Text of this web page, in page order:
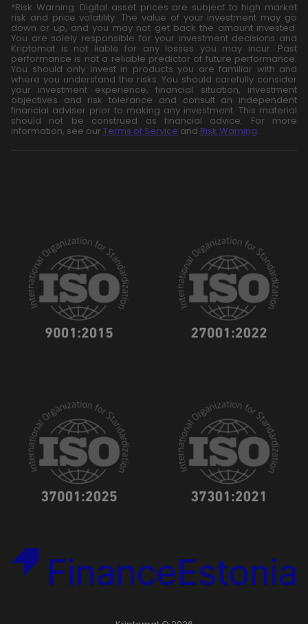
*Risk Warning: Digital asset prices are subject to high market
risk and price volatility. The value of your investment may go
down or up, and you may not get back the amount invested.
You are solely responsible for your investment decisions and
Kriptomat is not liable for any losses you may incur. Past
performance is not a reliable predictor of future performance.
You should only invest in products you are familiar with and
where you understand the risks. You should carefully consider
your investment experience, financial situation, investment
objectives and risk tolerance and consult an independent
financial adviser prior to making any investment. This material
should not be construed as financial advice. For more
information, see our Terms of Service and Risk Warning.